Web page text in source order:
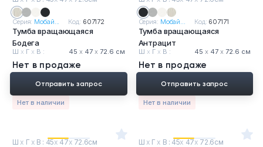
Серия: Мобай... Код: 607172
Тумба вращающаяся
Бодега
Ш х Г х В : 45 х47 х72.6 см
Нет в продаже
Нет в наличии
Отправить запрос
Серия: Мобай... Код: 607171
Тумба вращающаяся
Антрацит
Ш х Г х В : 45 х 47 х 72.6 см
Нет в продаже
Нет в наличии
Отправить запрос
Ш х Г х В : 45х 47х 72.6см Ш х Г х В : 45х 47х 72.6см